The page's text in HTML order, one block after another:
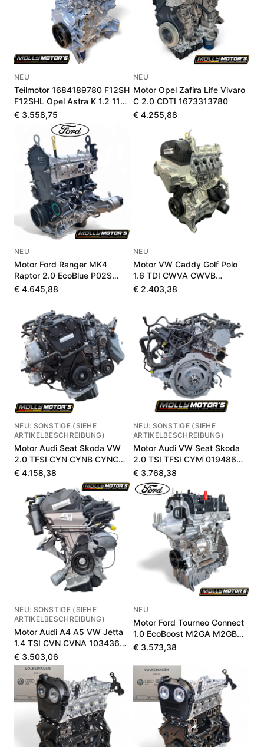
NEU
Teilmotor 1684189780 F12SH
F12SHL Opel Astra K 1.2 110-
145 PS
€ 3.558,75
NEU
Motor Opel Zafira Life Vivaro
C 2.0 CDTI 1673313780
€ 4.255,88
NEU
Motor Ford Ranger MK4
Raptor 2.0 EcoBlue P02S
MB3Q6006LB
€ 4.645,88
NEU
Motor VW Caddy Golf Polo
1.6 TDI CWVA CWVB
04E100033P
€ 2.403,38
NEU: SONSTIGE (SIEHE
ARTIKELBESCHREIBUNG)
Motor Audi Seat Skoda VW
2.0 TFSI CYN CYNB CYNC
020393 km
€ 4.158,38
NEU: SONSTIGE (SIEHE
ARTIKELBESCHREIBUNG)
Motor Audi VW Seat Skoda
2.0 TSI TFSI CYM 019486
km
€ 3.768,38
NEU: SONSTIGE (SIEHE
ARTIKELBESCHREIBUNG)
Motor Audi A4 A5 VW Jetta
1.4 TSI CVN CVNA 103436
km
€ 3.503,06
NEU
Motor Ford Tourneo Connect
1.0 EcoBoost M2GA M2GB
1897601
€ 3.573,38